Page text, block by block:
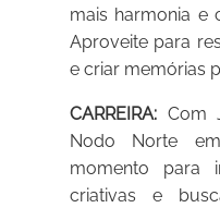
mais harmonia e
Aproveite para
e criar memórias
CARREIRA: Com
Nodo Norte
momento para
criativas e